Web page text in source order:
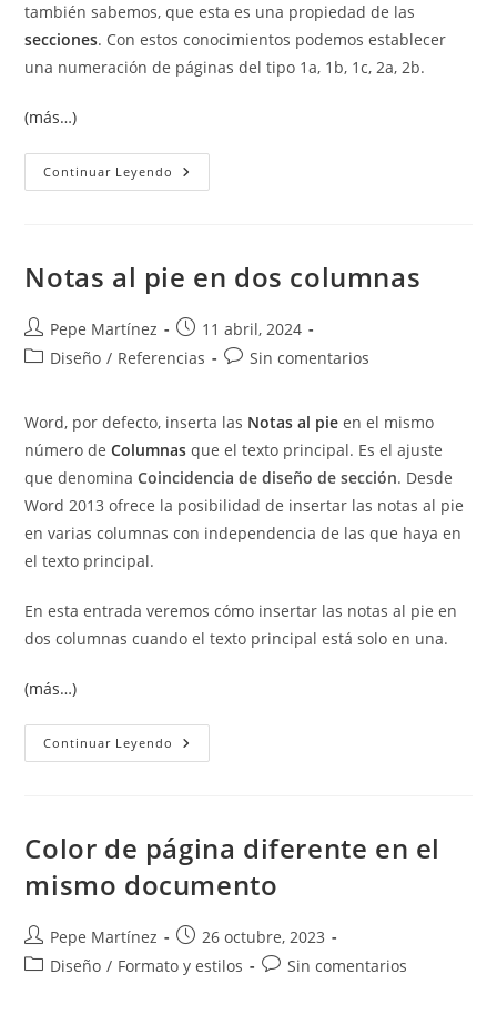
también sabemos, que esta es una propiedad de las
secciones. Con estos conocimientos podemos establecer
una numeración de páginas del tipo 1a, 1b, 1c, 2a, 2b.
(más…)
Continuar Leyendo Numeración
De
2a
Notas al pie en dos columnas
Autor
de
Pepe Martínez
Publicación
de
11 abril, 2024
Categoría
entrada:
Diseño / Referencias
Comentarios
entrada:
Sin comentarios
Word, por defecto, inserta las Notas al pie en el mismo
número deColumnas que el texto principal. Es el ajuste
que denominaCoincidencia de diseño de sección. Desde
Word 2013 ofrece la posibilidad de insertar las notas al pie
en varias columnas con independencia de las que haya en
el texto principal.
En esta entrada veremos cómo insertar las notas al pie en
dos columnas cuando el texto principal está solo en una.
(más…)
Continuar Leyendo Notas
Al
Color de página diferente en el
mismo documento
Autor
de
Pepe Martínez
Publicación
de
la
26 octubre, 2023
Categoría
Diseño / Formato y estilos
Comentarios
Sin comentarios